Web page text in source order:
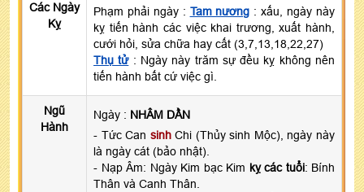
Các Ngày
Kỵ
Phạm phải ngày : Tam nương : xấu, ngày này
kỵ tiến hành các việc khai trương, xuất hành,
cưới hỏi, sửa chữa hay cất (3,7,13,18,22,27)
Thụ tử: Ngày này trăm sự đều kỵ không nên
tiến hành bất cứ việc gì.
Ngũ
Hành
Ngày : NHÂM DẦN
- Tức Can sinhChi (Thủy sinh Mộc), ngày này
là ngày cát (bảo nhật).
- Nạp Âm: Ngày Kim bạc Kim kỵ các tuổi: Bính
Thân và Canh Thân.